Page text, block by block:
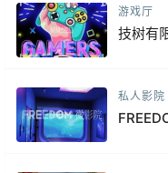
游戏厅
技树有
私人影院